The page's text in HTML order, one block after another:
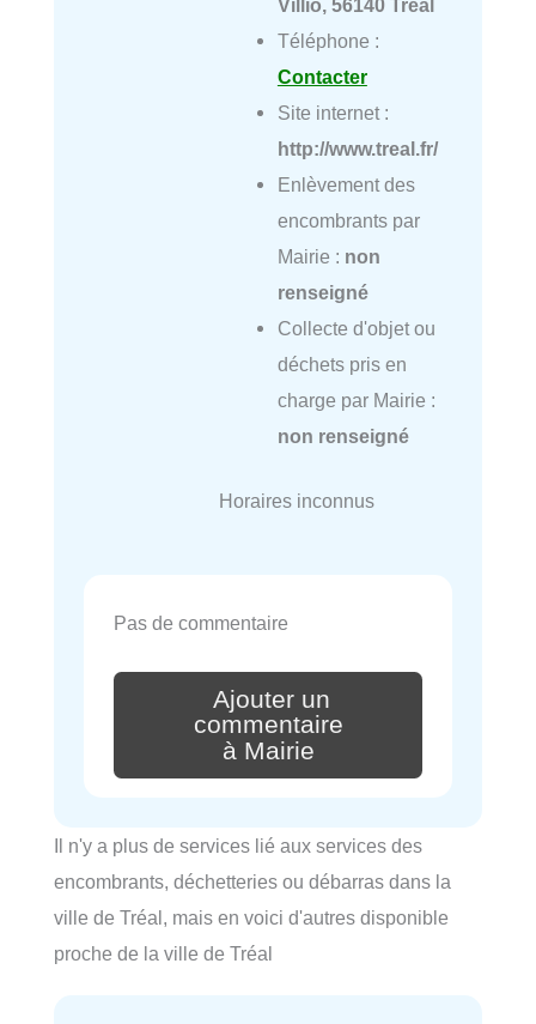
Villio, 56140 Tréal
Téléphone :
Contacter
Site internet :
http://www.treal.fr/
Enlèvement des
encombrants par
Mairie : non
renseigné
Collecte d'objet ou
déchets pris en
charge par Mairie :
non renseigné
Horaires inconnus
Pas de commentaire
Ajouter un
commentaire
à Mairie
Il n'y a plus de services lié aux services des
encombrants, déchetteries ou débarras dans la
ville de Tréal, mais en voici d'autres disponible
proche de la ville de Tréal